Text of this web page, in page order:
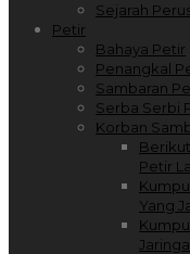
Sejarah
Petir
Bahaya Petir
Penangkal
Sambaran
Serba Serbi
Korban
Petir
Yang